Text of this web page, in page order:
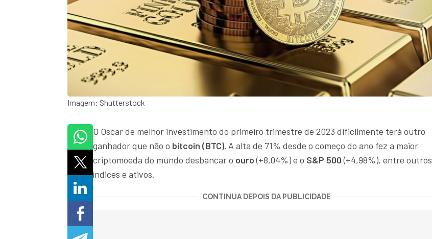
Imagem: Shutterstock
O Oscar de melhor investimento do primeiro trimestre de 2023 dificilmente terá outro
ganhador que não o bitcoin (BTC). A alta de 71% desde o começo do ano fez a maior
criptomoeda do mundo desbancar o ouro(+8,04%) e o S&P 500(+4,98%), entre outros
índices e ativos.
CONTINUA DEPOIS DA PUBLICIDADE